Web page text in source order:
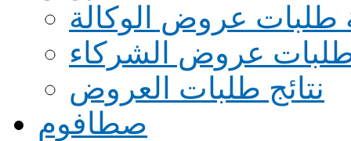
طلبات عروض الوكالة
طلبات عروض الشركاء
نتائج طلبات العروض
صطافوم